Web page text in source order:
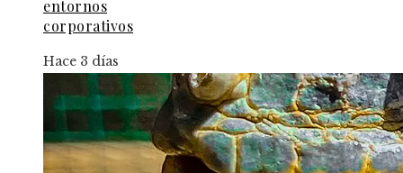
entornos
corporativos
Hace 3 días